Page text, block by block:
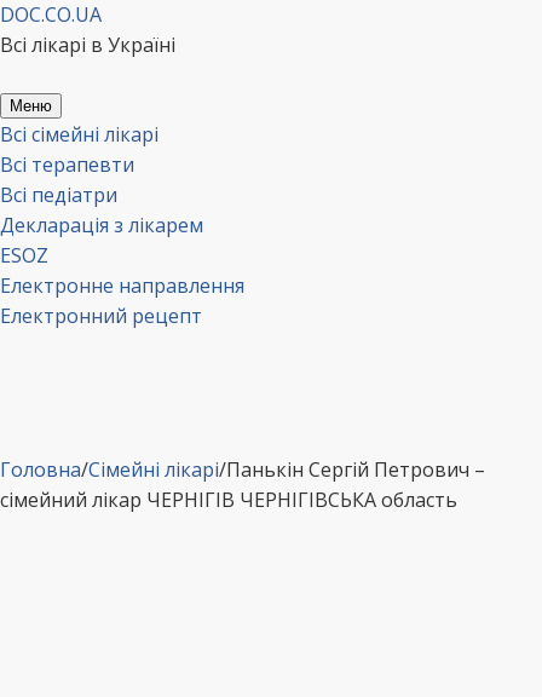
Перейти
до
DOC.CO.UA
Всі лікарі в Україні
Меню
Всі сімейні лікарі
Всі терапевти
Всі педіатри
Декларація з лікарем
ESOZ
Електронне направлення
Електронний рецепт
Головна/Сімейні лікарі/Панькін Сергій Петрович –
сімейний лікар ЧЕРНІГІВ ЧЕРНІГІВСЬКА область